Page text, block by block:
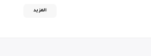
المزيد